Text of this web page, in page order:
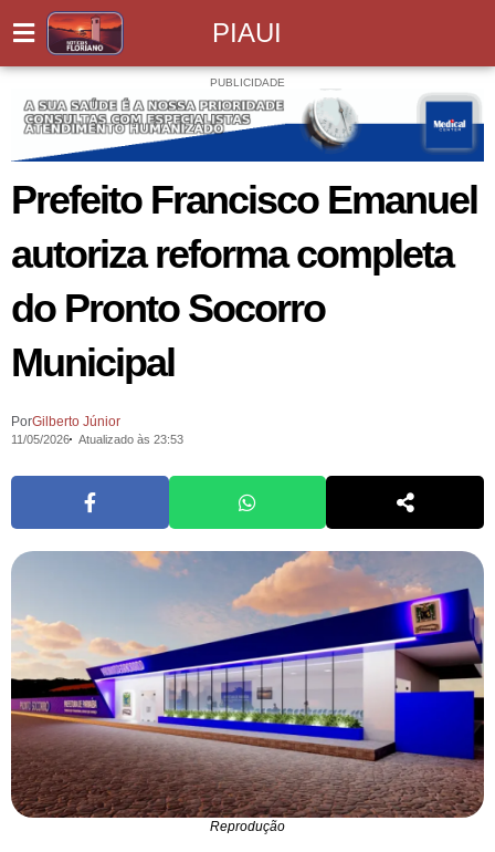
PIAUI
PUBLICIDADE
Prefeito Francisco Emanuel
autoriza reforma completa
do Pronto Socorro
Municipal
PorGilberto Júnior
11/05/2026 Atualizado às 23:53
Reprodução